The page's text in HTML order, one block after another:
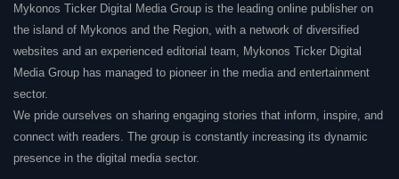
Mykonos Ticker Digital Media Group is the leading online publisher on
the island of Mykonos and the Region, with a network of diversified
websites and an experienced editorial team, Mykonos Ticker Digital
Media Group has managed to pioneer in the media and entertainment
sector.
We pride ourselves on sharing engaging stories that inform, inspire, and
connect with readers. The group is constantly increasing its dynamic
presence in the digital media sector.